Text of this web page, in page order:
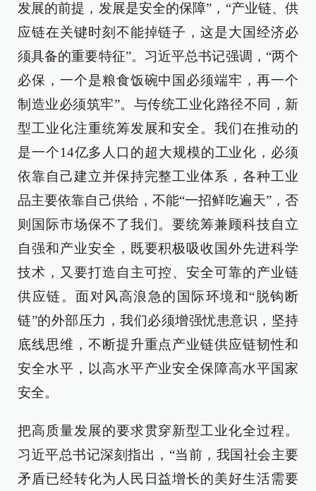
发展的前提，发展是安全的保障”，“产业链、供
应链在关键时刻不能掉链子，这是大国经济必
须具备的重要特征”。习近平总书记强调，“两个
必保，一个是粮食饭碗中国必须端牢，再一个
制造业必须筑牢”。与传统工业化路径不同，新
型工业化注重统筹发展和安全。我们在推动的
是一个14亿多人口的超大规模的工业化，必须
依靠自己建立并保持完整工业体系，各种工业
品主要依靠自己供给，不能“一招鲜吃遍天”，否
则国际市场保不了我们。要统筹兼顾科技自立
自强和产业安全，既要积极吸收国外先进科学
技术，又要打造自主可控、安全可靠的产业链
供应链。面对风高浪急的国际环境和“脱钩断
链”的外部压力，我们必须增强忧患意识，坚持
底线思维，不断提升重点产业链供应链韧性和
安全水平，以高水平产业安全保障高水平国家
安全。
把高质量发展的要求贯穿新型工业化全过程。
习近平总书记深刻指出，“当前，我国社会主要
矛盾已经转化为人民日益增长的美好生活需要